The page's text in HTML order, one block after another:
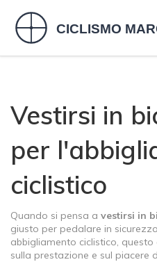
Vestirsi in
per
ciclistico
Quando si pensa a vestirsi in
giusto per pedalare in
abbigliamento ciclistico,
sulla prestazione e sul piacere